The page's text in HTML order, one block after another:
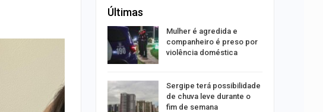
Últimas
PF apreende dispositivos
eletrônicos contra abuso
Mulher é agredida e
companheiro é preso por
violência doméstica
Sergipe terá possibilidade
de chuva leve durante o
fim de semana